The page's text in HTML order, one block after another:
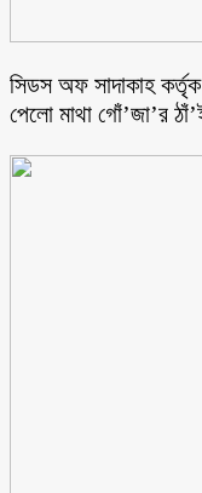
সিডস অফ সাদাকাহ কর্তৃক
পেলো মাথা গোঁ’জা’র